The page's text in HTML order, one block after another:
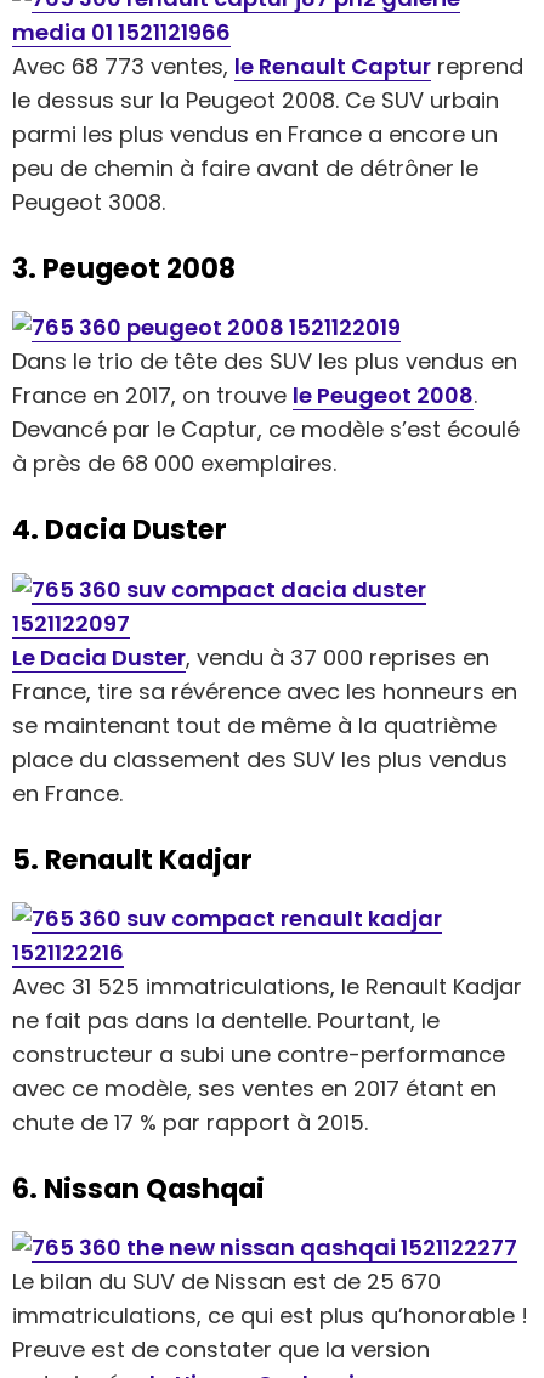
Avec 68 773 ventes, le Renault Captur reprend
le dessus sur la Peugeot 2008. Ce SUV urbain
parmi les plus vendus en France a encore un
peu de chemin à faire avant de détrôner le
Peugeot 3008.
3. Peugeot 2008
Dans le trio de tête des SUV les plus vendus en
France en 2017, on trouve le Peugeot 2008.
Devancé par le Captur, ce modèle s’est écoulé
à près de 68 000 exemplaires.
4. Dacia Duster
Le Dacia Duster, vendu à 37 000 reprises en
France, tire sa révérence avec les honneurs en
se maintenant tout de même à la quatrième
place du classement des SUV les plus vendus
en France.
5. Renault Kadjar
Avec 31 525 immatriculations, le Renault Kadjar
ne fait pas dans la dentelle. Pourtant, le
constructeur a subi une contre-performance
avec ce modèle, ses ventes en 2017 étant en
chute de 17 % par rapport à 2015.
6. Nissan Qashqai
Le bilan du SUV de Nissan est de 25 670
immatriculations, ce qui est plus qu’honorable !
Preuve est de constater que la version